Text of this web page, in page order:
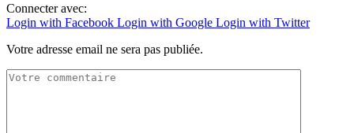
Connecter avec:
Login with Facebook Login with Google Login with Twitter
Votre adresse email ne sera pas publiée.